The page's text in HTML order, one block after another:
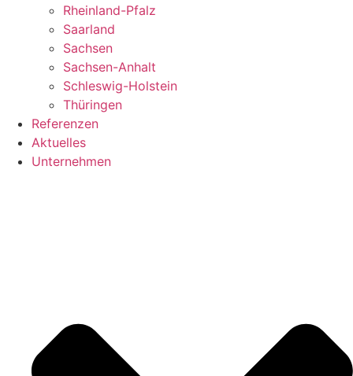
Rheinland-Pfalz
Saarland
Sachsen
Sachsen-Anhalt
Schleswig-Holstein
Thüringen
Referenzen
Aktuelles
Unternehmen